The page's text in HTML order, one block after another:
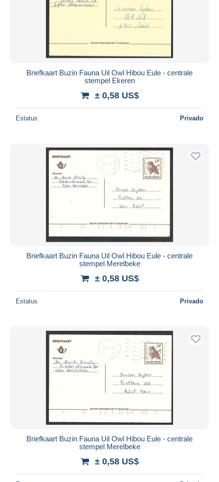
Briefkaart Buzin Fauna Uil Owl Hibou Eule - centrale
stempel Ekeren
± 0,58 US$
Estatus Privado
Briefkaart Buzin Fauna Uil Owl Hibou Eule - centrale
stempel Merelbeke
± 0,58 US$
Estatus Privado
Briefkaart Buzin Fauna Uil Owl Hibou Eule - centrale
stempel Merelbeke
± 0,58 US$